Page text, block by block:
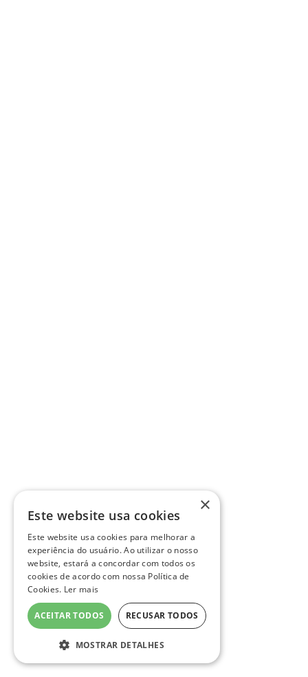
×
Este website usa cookies
Este website usa cookies para melhorar a
experiência do usuário. Ao utilizar o nosso
website, estará a concordar com todos os
cookies de acordo com nossa Política de
Cookies. Ler mais
ACEITAR TODOS RECUSAR TODOS
MOSTRAR DETALHES